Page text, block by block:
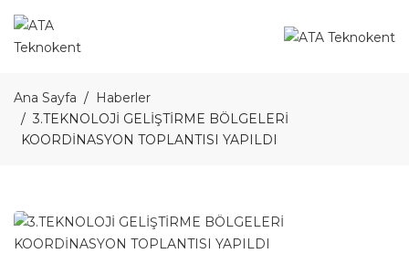
Ana Sayfa
Haberler
3.TEKNOLOJİ GELİŞTİRME BÖLGELERİ
KOORDİNASYON TOPLANTISI YAPILDI